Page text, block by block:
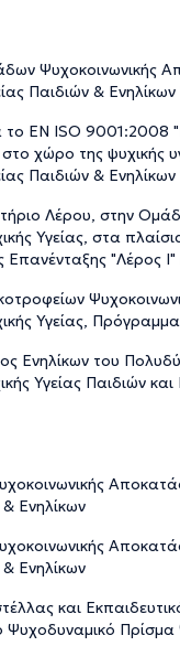
Ψυχοκοινωνικής
Παιδιών &
EN ISO 9001:2008
χώρο της ψυχικής
Παιδιών & Ενηλίκων
Λέρου, στην
Υγείας, στα
"Λέρος Ι"
Υγείας,
Ενηλίκων του
Υγείας Παιδιών και
Ενηλίκων
Ενηλίκων
και
Ψυχοδυναμικό